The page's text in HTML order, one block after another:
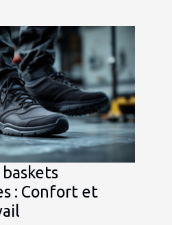
: Confort et